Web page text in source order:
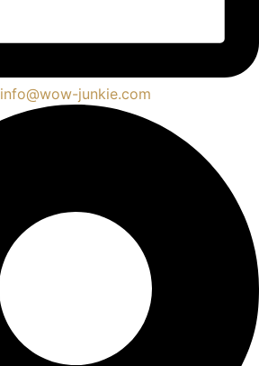
info@wow-junkie.com